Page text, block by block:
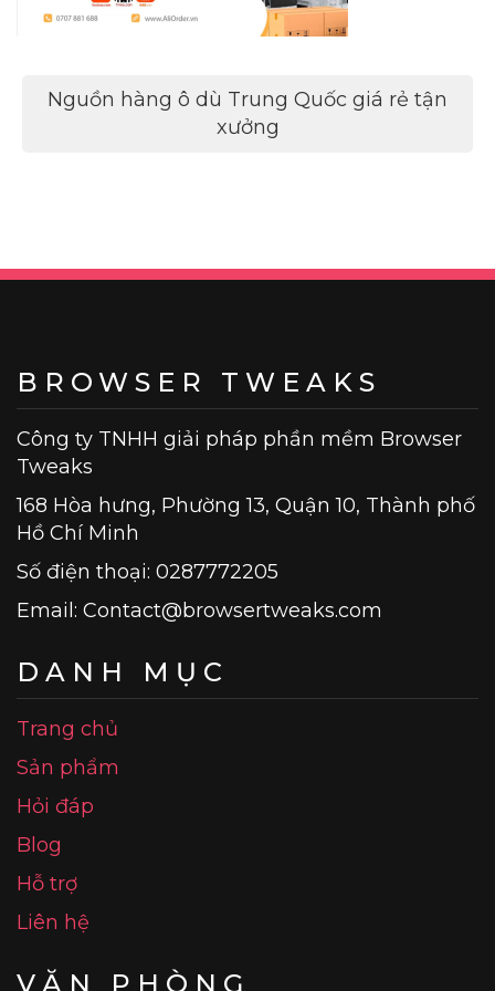
Điều
Nguồn hàng ô dù Trung Quốc giá rẻ tận
xưởng
BROWSER TWEAKS
Công ty TNHH giải pháp phần mềm Browser
Tweaks
168 Hòa hưng, Phường 13, Quận 10, Thành phố
Hồ Chí Minh
Số điện thoại: 0287772205
Email: Contact@browsertweaks.com
DANH MỤC
Trang chủ
Sản phẩm
Hỏi đáp
Blog
Hỗ trợ
Liên hệ
VĂN PHÒNG